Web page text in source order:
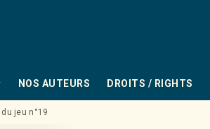
NOS AUTEURS DROITS / RIGHTS
jeu n°19